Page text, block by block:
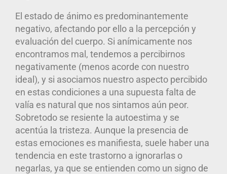
El estado de ánimo es predominantemente
negativo, afectando por ello a la percepción y
evaluación del cuerpo. Si anímicamente nos
encontramos mal, tendemos a percibirnos
negativamente (menos acorde con nuestro
ideal), y si asociamos nuestro aspecto percibido
en estas condiciones a una supuesta falta de
valía es natural que nos sintamos aún peor.
Sobretodo se resiente la autoestima y se
acentúa la tristeza. Aunque la presencia de
estas emociones es manifiesta, suele haber una
tendencia en este trastorno a ignorarlas o
negarlas, ya que se entienden como un signo de